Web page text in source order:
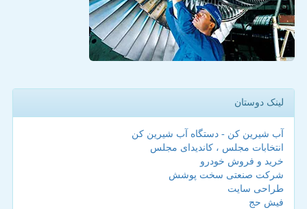
لینک دوستان
آب شیرین کن - دستگاه آب شیرین کن
انتخابات مجلس ، کاندیدای مجلس
خرید و فروش خودرو
شرکت صنعتی سخت پوشش
طراحی سایت
فیش حج